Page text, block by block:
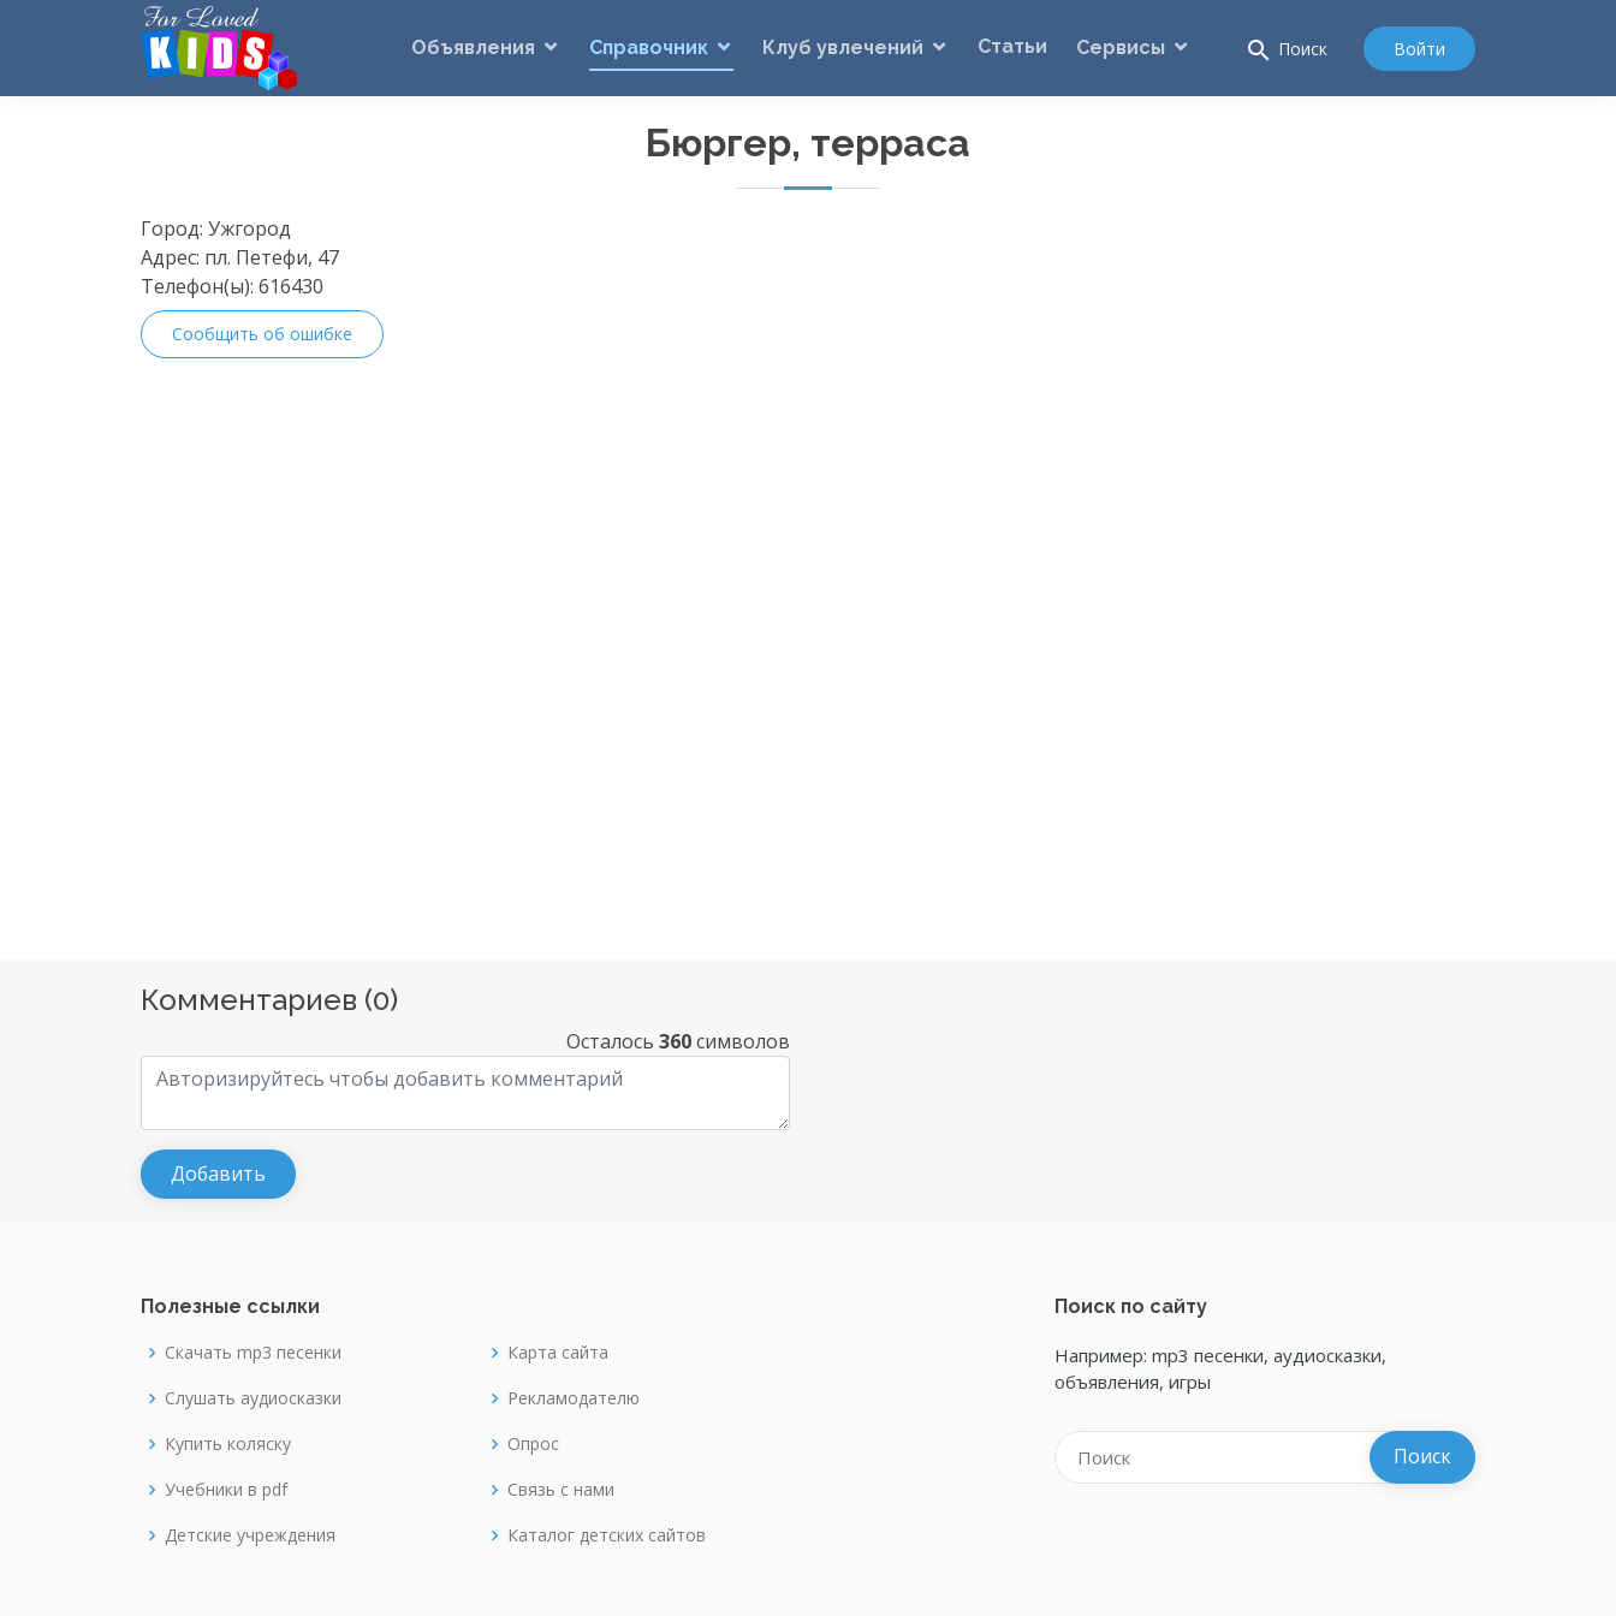
Объявления Справочник Клуб увлечений Статьи Сервисы search Поиск Войти
Бюргер, терраса
Город: Ужгород
Адрес: пл. Петефи, 47
Телефон(ы): 616430
Сообщить об ошибке
Комментариев (0)
Осталось 360символов
Полезные ссылки
Скачать mp3 песенки
Слушать аудиосказки
Купить коляску
Учебники в pdf
Детские учреждения
Карта сайта
Рекламодателю
Опрос
Связь с нами
Каталог детских сайтов
Поиск по сайту
Например: mp3 песенки, аудиосказки,
объявления, игры